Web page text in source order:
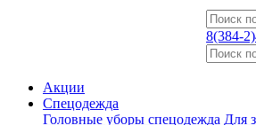
8(384-
Акции
Спецодежда
Головные уборы спецодежда Для